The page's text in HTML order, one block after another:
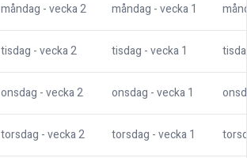
måndag - vecka2 måndag - vecka1
tisdag - vecka2 tisdag - vecka1
onsdag - vecka2 onsdag - vecka1
torsdag - vecka2 torsdag - vecka1